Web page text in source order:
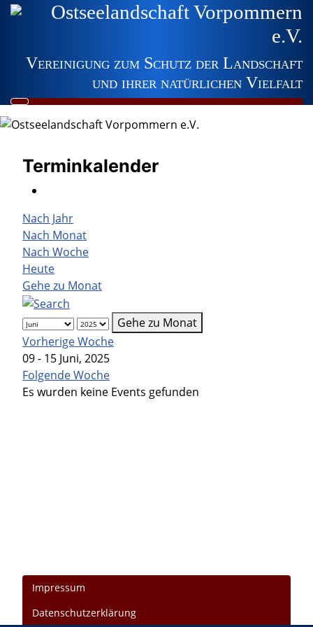
Vereinigung zum Schutz der Landschaft
und ihrer natürlichen Vielfalt
Ostseelandschaft Vorpommern
e.V.
Terminkalender
Nach Jahr
Nach Monat
Nach Woche
Heute
Gehe zu Monat
Gehe zu Monat
Vorherige Woche
09 - 15 Juni, 2025
Folgende Woche
Es wurden keine Events gefunden
Impressum
Datenschutzerklärung